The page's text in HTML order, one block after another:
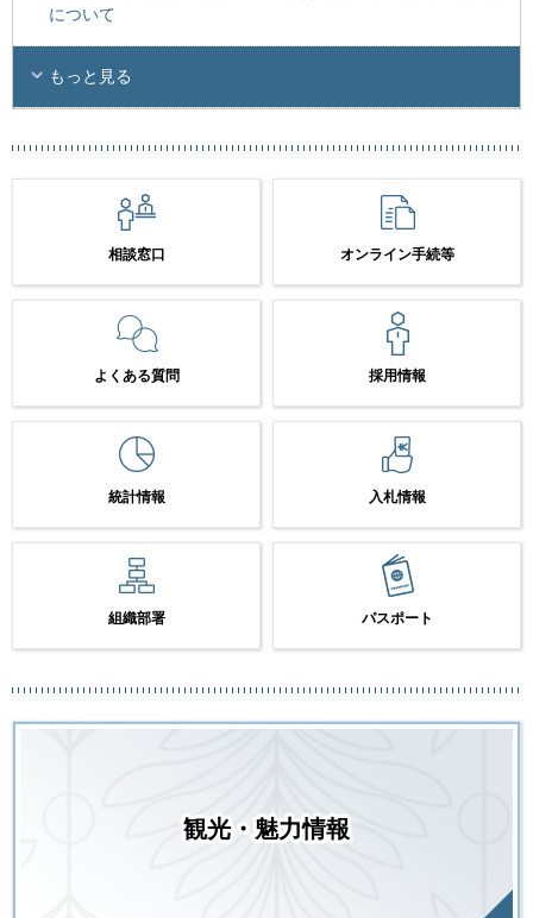
について
もっと見る
相談窓口 オンライン手続等
よくある質問 採用情報
統計情報 入札情報
組織部署 パスポート
観光・魅力情報